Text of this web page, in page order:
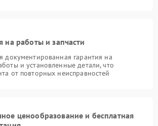
на работы и запчасти
документированная гарантия на
и установленные детали, что
от повторных неисправностей
ценообразование и бесплатная